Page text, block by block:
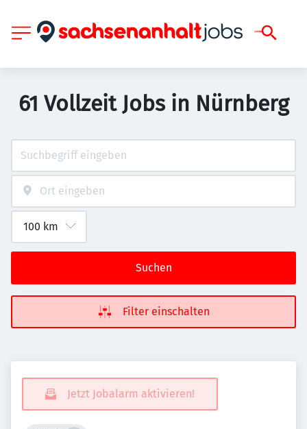
61 Vollzeit Jobs in Nürnberg
Suchen
Filter einschalten
Jetzt Jobalarm aktivieren!